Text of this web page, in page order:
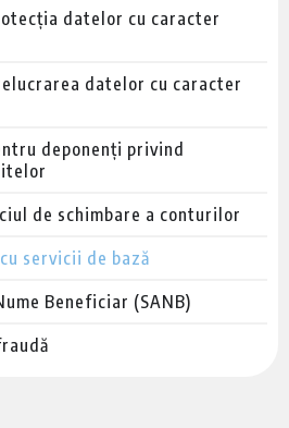
datelor cu caracter
datelor cu caracter
deponenți privind
de schimbare a conturilor
servicii de bază
Beneficiar (SANB)